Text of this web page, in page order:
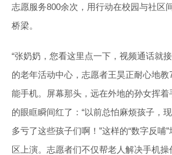
志愿服务800余次，用行动在校园与社区
桥梁。
“张奶奶，您看这里点一下，视频通话就
的老年活动中心，志愿者王昊正耐心地
能手机。屏幕那头，远在外地的孙女挥着
的眼眶瞬间红了：“以前总怕麻烦孩子，
多亏了这些孩子们啊！”这样的“数字反哺
区上演。志愿者们不仅帮老人解决手机